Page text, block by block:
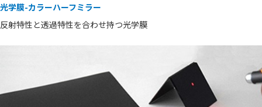
光学膜-カラーハーフミラー
反射特性と透過特性を合わせ持つ光学膜